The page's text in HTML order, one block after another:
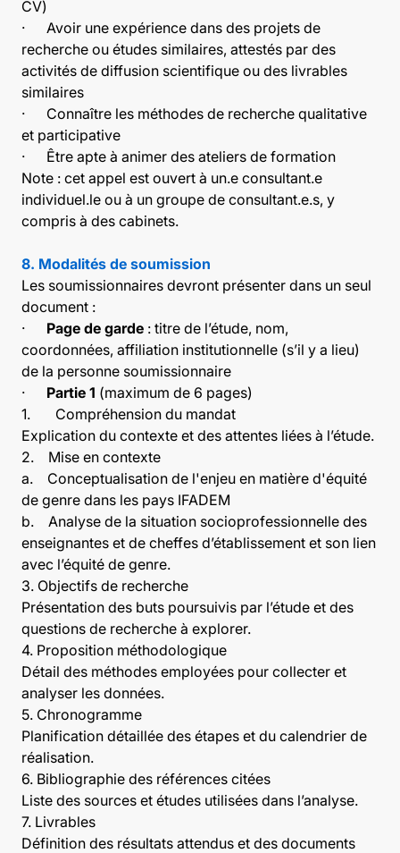
CV)
· Avoir une expérience dans des projets de
recherche ou études similaires, attestés par des
activités de diffusion scientifique ou des livrables
similaires
· Connaître les méthodes de recherche qualitative
et participative
· Être apte à animer des ateliers de formation
Note : cet appel est ouvert à un.e consultant.e
individuel.le ou à un groupe de consultant.e.s, y
compris à des cabinets.
8. Modalités de soumission
Les soumissionnaires devront présenter dans un seul
document :
· Page de garde : titre de l’étude, nom,
coordonnées, affiliation institutionnelle (s’il y a lieu)
de la personne soumissionnaire
· Partie 1 (maximum de 6 pages)
1. Compréhension du mandat
Explication du contexte et des attentes liées à l’étude.
2. Mise en contexte
a. Conceptualisation de l'enjeu en matière d'équité
de genre dans les pays IFADEM
b. Analyse de la situation socioprofessionnelle des
enseignantes et de cheffes d’établissement et son lien
avec l’équité de genre.
3. Objectifs de recherche
Présentation des buts poursuivis par l’étude et des
questions de recherche à explorer.
4. Proposition méthodologique
Détail des méthodes employées pour collecter et
analyser les données.
5. Chronogramme
Planification détaillée des étapes et du calendrier de
réalisation.
6. Bibliographie des références citées
Liste des sources et études utilisées dans l’analyse.
7. Livrables
Définition des résultats attendus et des documents